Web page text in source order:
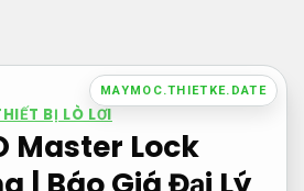
MAYMOC.THIETKE.DATE
BỊ LÒ LƠI
Master Lock